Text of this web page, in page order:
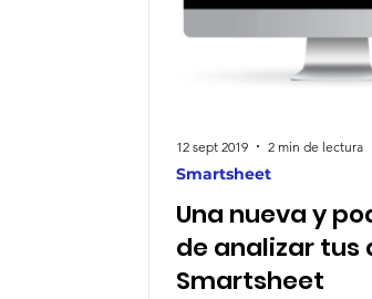
Gestión de pruebas
Una nueva y
de analizar tus
Smartsheet
Smartsheet
12 sept 2019 2 min de lectura